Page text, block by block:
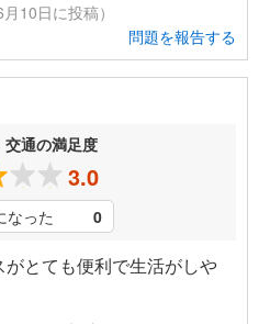
10日に投稿）
問題を報告する
交通の満足度
3.0
なった 0
とても便利で生活がしや